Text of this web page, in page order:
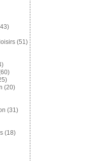
(51)
(20)
(31)
(18)